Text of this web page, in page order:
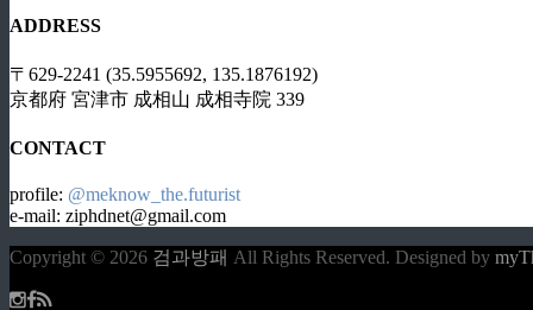
ADDRESS
〒629-2241 (35.5955692, 135.1876192)
京都府 宮津市 成相山 成相寺院 339
CONTACT
profile: @meknow_the.futurist
e-mail: ziphdnet@gmail.com
Copyright © 2026 검과방패 All Rights Reserved. Designed by